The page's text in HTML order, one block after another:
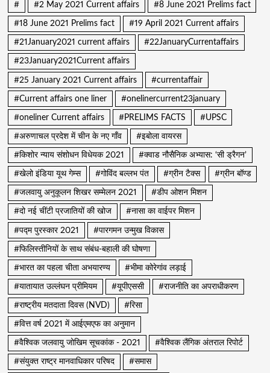
# #2 May 2021 Current affairs #8 June 2021 Prelims fact
#18 June 2021 Prelims fact #19 April 2021 Current affairs
#21January2021 current affairs #22JanuaryCurrentaffairs
#23January2021Current affairs
#25 January 2021 Current affairs #currentaffair
#Current affairs one liner #onelinercurrent23january
#oneliner Current affairs #PRELIMS FACTS #UPSC
#अरुणाचल प्रदेश में चीन के नए गाँव #इबोला वायरस
#किशोर न्याय संशोधन विधेयक 2021 #क्वाड नौसैनिक अभ्यास: ‘सी ड्रैगन’
#खेलो इंडिया यूथ गेम्स #गोविंद बल्लभ पंत #ग्रीन टैक्स #ग्रीन बॉण्ड
#जलवायु अनुकूलन शिखर सम्मेलन 2021 #डीप ओशन मिशन
#दो नई चींटी प्रजातियों की खोज #नासा का वाईपर मिशन
#पद्म पुरस्कार 2021 #पारगमन उन्मुख विकास
#फिलिस्तीनियों के साथ संबंध-बहाली की घोषणा
#भारत का पहला चीता अभयारण्य #भीमा कोरेगांव लड़ाई
#यातायात उल्लंघन प्रीमियम #यूपीएससी #राजनीति का अपराधीकरण
#राष्ट्रीय मतदाता दिवस (NVD) #रिसा
#वित्त वर्ष 2021 में आईएमएफ का अनुमान
#वैश्विक जलवायु जोखिम सूचकांक - 2021 #वैश्विक लैंगिक अंतराल रिपोर्ट
#संयुक्त राष्ट्र मानवाधिकार परिषद #समास